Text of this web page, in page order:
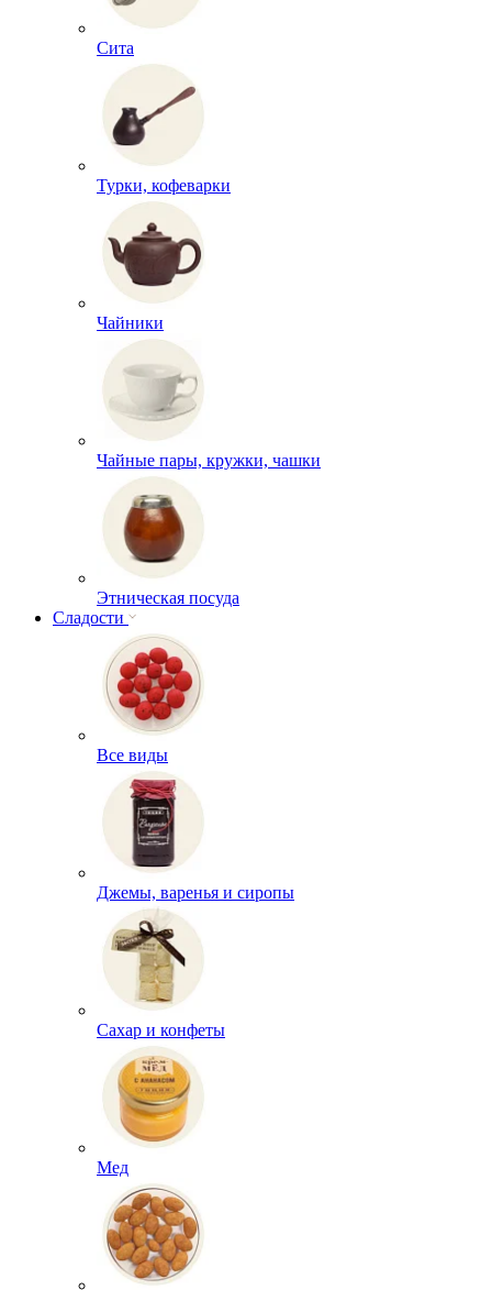
Сита
Турки, кофеварки
Чайники
Чайные пары, кружки, чашки
Этническая посуда
Сладости
Все виды
Джемы, варенья и сиропы
Сахар и конфеты
Мед